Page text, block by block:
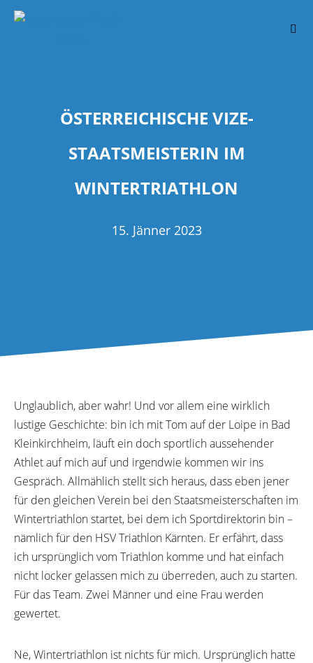
ÖSTERREICHISCHE VIZE-
STAATSMEISTERIN IM
WINTERTRIATHLON
15. Jänner 2023
Unglaublich, aber wahr! Und vor allem eine wirklich
lustige Geschichte: bin ich mit Tom auf der Loipe in Bad
Kleinkirchheim, läuft ein doch sportlich aussehender
Athlet auf mich auf und irgendwie kommen wir ins
Gespräch. Allmählich stellt sich heraus, dass eben jener
für den gleichen Verein bei den Staatsmeisterschaften im
Wintertriathlon startet, bei dem ich Sportdirektorin bin –
nämlich für den HSV Triathlon Kärnten. Er erfährt, dass
ich ursprünglich vom Triathlon komme und hat einfach
nicht locker gelassen mich zu überreden, auch zu starten.
Für das Team. Zwei Männer und eine Frau werden
gewertet.
Ne, Wintertriathlon ist nichts für mich. Ursprünglich hatte